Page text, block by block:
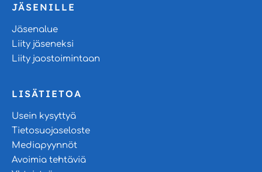
JÄSENILLE
Jäsenalue
Liity jäseneksi
Liity jaostoimintaan
LISÄTIETOA
Usein kysyttyä
Tietosuojaseloste
Mediapyynnöt
Avoimia tehtäviä